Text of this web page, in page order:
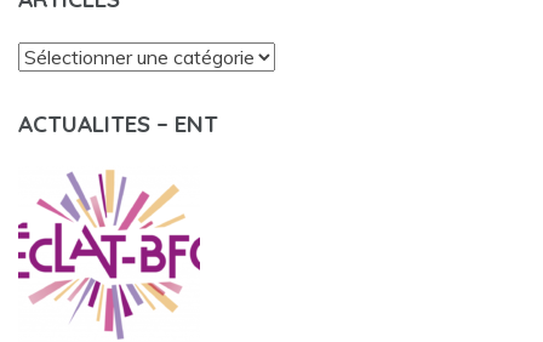
Articles
ACTUALITES – ENT